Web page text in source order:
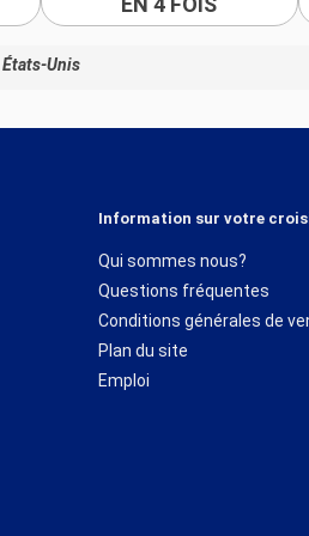
États-Unis
Information sur votre
Qui sommes nous?
Questions fréquentes
Conditions générales de
Plan du site
Emploi